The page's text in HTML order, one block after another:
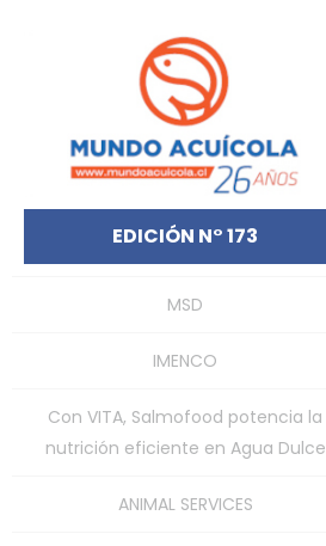
EDICIÓN N° 173
MSD
IMENCO
Con VITA, Salmofood potencia la
nutrición eficiente en Agua Dulce
ANIMAL SERVICES